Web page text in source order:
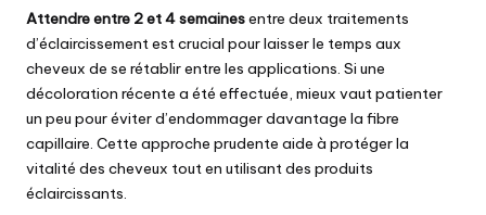
Attendre entre 2 et 4 semainesentre deux traitements
d’éclaircissement est crucial pour laisser le temps aux
cheveux de se rétablir entre les applications. Si une
décoloration récente a été effectuée, mieux vaut patienter
un peu pour éviter d’endommager davantage la fibre
capillaire. Cette approche prudente aide à protéger la
vitalité des cheveux tout en utilisant des produits
éclaircissants.